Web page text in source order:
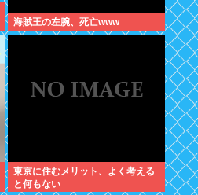
海賊王の左腕、死亡www
東京に住むメリット、よく考える
と何もない